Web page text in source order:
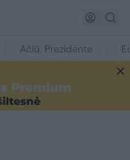
Ačiū, Prezidente